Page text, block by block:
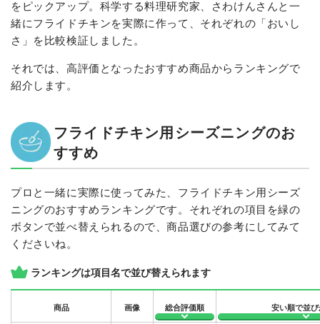
をピックアップ。科学する料理研究家、さわけんさんと一
緒にフライドチキンを実際に作って、それぞれの「おいし
さ」を比較検証しました。
それでは、高評価となったおすすめ商品からランキングで
紹介します。
フライドチキン用シーズニングのお
すすめ
プロと一緒に実際に使ってみた、フライドチキン用シーズ
ニングのおすすめランキングです。それぞれの項目を緑の
ボタンで並べ替えられるので、商品選びの参考にしてみて
くださいね。
ランキングは項目名で並び替えられます
商品 画像 総合評価順 安い順で並